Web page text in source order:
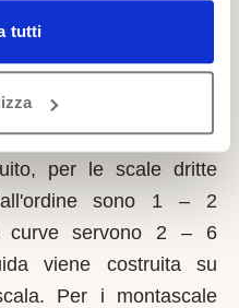
tutti
motorie documentate,
un
per le scale dritte
sono 1 – 2
curve servono 2 – 6
viene costruita su
Per i montascale